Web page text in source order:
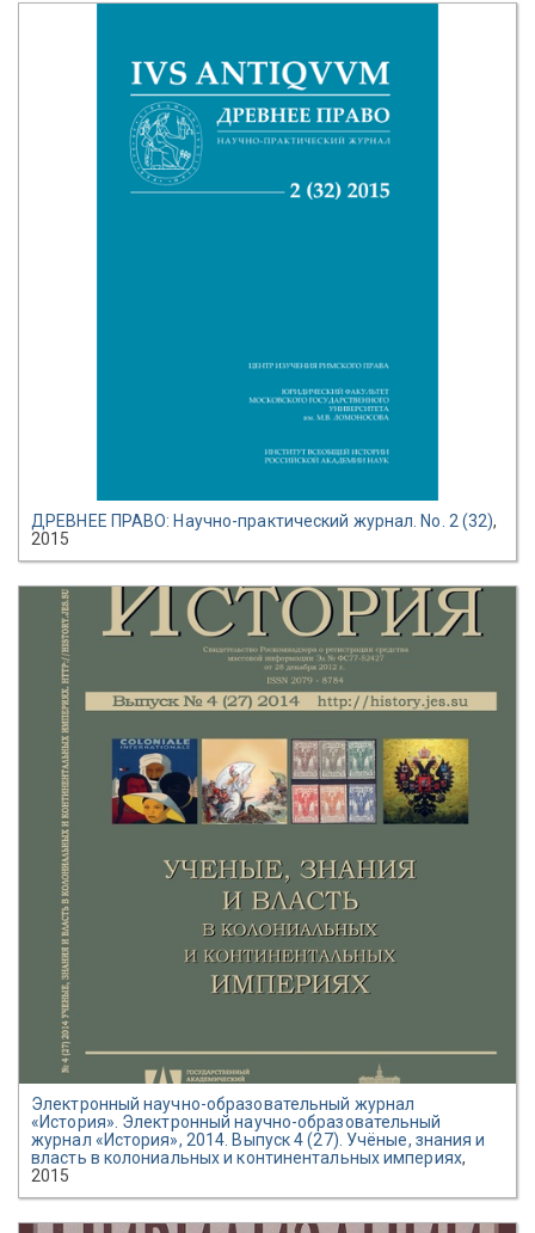
ДРЕВНЕЕ ПРАВО: Научно-практический журнал. No. 2 (32),
2015
Электронный научно-образовательный журнал
«История». Электронный научно-образовательный
журнал «История», 2014. Выпуск 4 (27). Учёные, знания и
власть в колониальных и континентальных империях,
2015